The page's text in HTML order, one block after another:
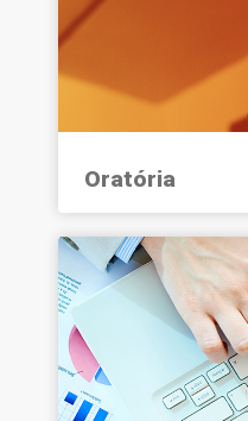
Oratória